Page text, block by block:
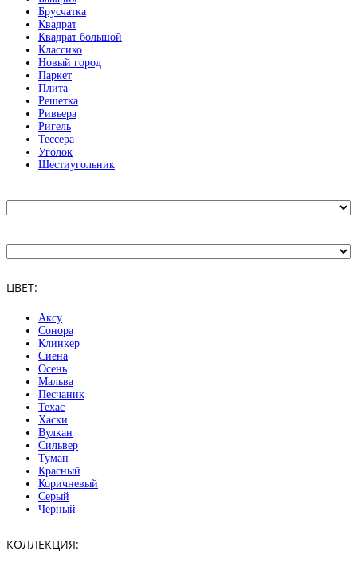
Брусчатка
Квадрат
Квадрат большой
Классико
Новый город
Паркет
Плита
Решетка
Ривьера
Ригель
Тессера
Уголок
Шестиугольник
ЦВЕТ:
Аксу
Сонора
Клинкер
Сиена
Осень
Мальва
Песчаник
Техас
Хаски
Вулкан
Сильвер
Туман
Красный
Коричневый
Серый
Черный
КОЛЛЕКЦИЯ: